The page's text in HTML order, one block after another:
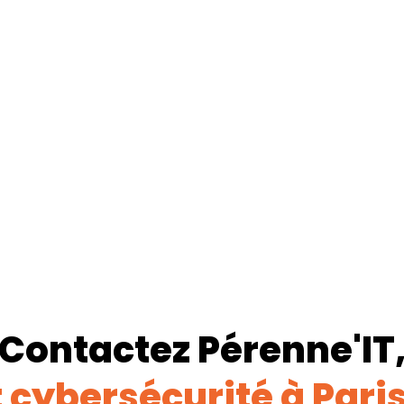
Contactez Pérenne'IT,